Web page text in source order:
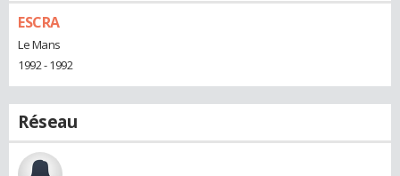
ESCRA
Le Mans
1992 - 1992
Réseau